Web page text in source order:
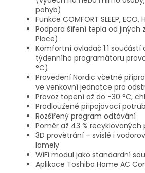
pohyb)
Funkce COMFORT SLEEP,
Podpora šíření tepla od jiných
Place)
Komfortní ovladač 1:1 součástí
týdenního programátoru
°C)
Provedení Nordic včetně
ve venkovní jednotce pro
Provoz topení až do -30 °C,
Prodloužené připojovací
Rozšířený program odtávání
Poměr až 43 % recyklovaných
3D provětrání – svislé i
lamely
WiFi modul jako standardní
Aplikace Toshiba Home AC